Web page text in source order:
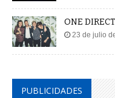
ONE
23 de julio
PUBLICIDADES